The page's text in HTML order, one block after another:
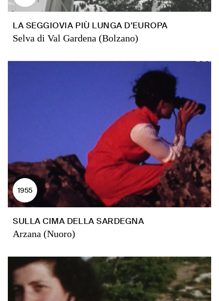
LA SEGGIOVIA PIÙ LUNGA D’EUROPA
Selva di Val Gardena (Bolzano)
1955
SULLA CIMA DELLA SARDEGNA
Arzana (Nuoro)